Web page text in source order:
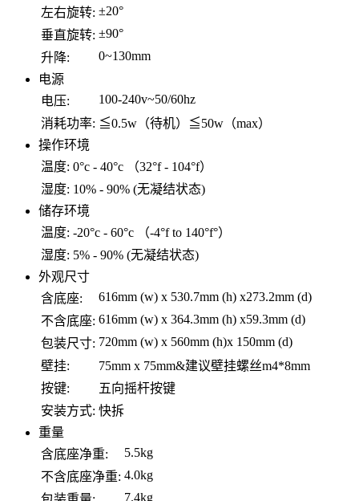
左右旋转: ±20°
垂直旋转: ±90°
升降:
0~130mm
电源
电压:
100-240v~50/60hz
消耗功率: ≦0.5w（待机）≦50w（max）
操作环境
温度: 0°c - 40°c （32°f - 104°f）
湿度: 10% - 90% (无凝结状态)
储存环境
温度: -20°c - 60°c （-4°f to 140°f°）
湿度: 5% - 90% (无凝结状态)
外观尺寸
含底座:
616mm (w) x 530.7mm (h) x273.2mm (d)
不含底座: 616mm (w) x 364.3mm (h) x59.3mm (d)
包装尺寸: 720mm (w) x 560mm (h)x 150mm (d)
壁挂:
75mm x 75mm&建议壁挂螺丝m4*8mm
按键:
五向摇杆按键
安装方式: 快拆
重量
含底座净重:
5.5kg
不含底座净重: 4.0kg
7.4kg